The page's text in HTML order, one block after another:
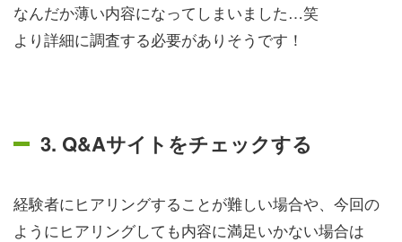
なんだか薄い内容になってしまいました…笑
より詳細に調査する必要がありそうです！
3. Q&Aサイトをチェックする
経験者にヒアリングすることが難しい場合や、今回の
ようにヒアリングしても内容に満足いかない場合は